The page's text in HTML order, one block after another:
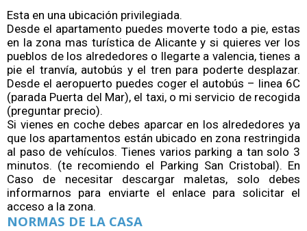
Esta en una ubicación privilegiada.
Desde el apartamento puedes moverte todo a pie, estas
en la zona mas turística de Alicante y si quieres ver los
pueblos de los alrededores o llegarte a valencia, tienes a
pie el tranvía, autobús y el tren para poderte desplazar.
Desde el aeropuerto puedes coger el autobús – linea 6C
(parada Puerta del Mar), el taxi, o mi servicio de recogida
(preguntar precio).
Si vienes en coche debes aparcar en los alrededores ya
que los apartamentos están ubicado en zona restringida
al paso de vehículos. Tienes varios parking a tan solo 3
minutos. (te recomiendo el Parking San Cristobal). En
Caso de necesitar descargar maletas, solo debes
informarnos para enviarte el enlace para solicitar el
acceso a la zona.
NORMAS DE LA CASA